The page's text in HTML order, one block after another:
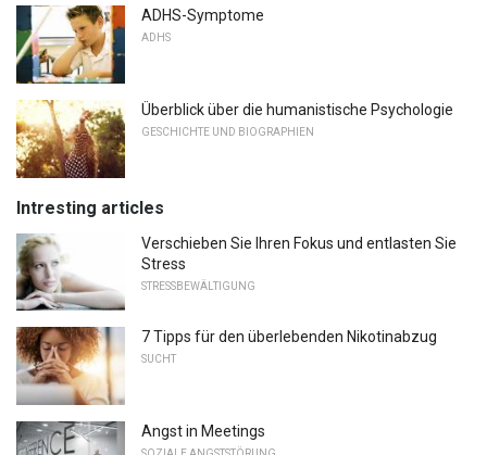
ADHS-Symptome
ADHS
Überblick über die humanistische Psychologie
GESCHICHTE UND BIOGRAPHIEN
Intresting articles
Verschieben Sie Ihren Fokus und entlasten Sie
Stress
STRESSBEWÄLTIGUNG
7 Tipps für den überlebenden Nikotinabzug
SUCHT
Angst in Meetings